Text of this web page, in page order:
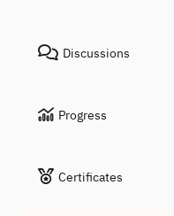
Discussions
Progress
Certificates